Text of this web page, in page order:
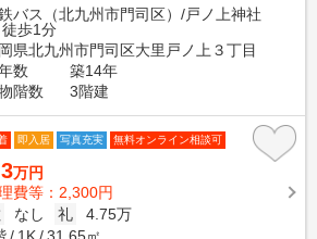
バス（北九州市門司区）/戸ノ上神社
歩1分
県北九州市門司区大里戸ノ上３丁目
数
築14年
階数
3階建
即入居 写真充実 無料オンライン相談可
万円
費等：2,300円
なし 礼
4.75万